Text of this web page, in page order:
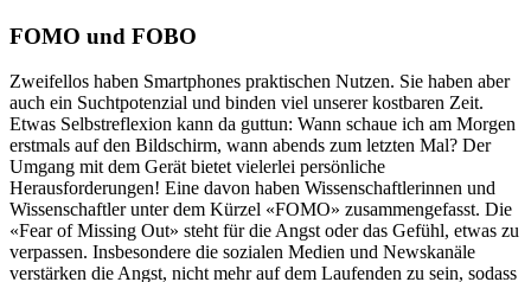
FOMO und FOBO
Zweifellos haben Smartphones praktischen Nutzen. Sie haben aber
auch ein Suchtpotenzial und binden viel unserer kostbaren Zeit.
Etwas Selbstreflexion kann da guttun: Wann schaue ich am Morgen
erstmals auf den Bildschirm, wann abends zum letzten Mal? Der
Umgang mit dem Gerät bietet vielerlei persönliche
Herausforderungen! Eine davon haben Wissenschaftlerinnen und
Wissenschaftler unter dem Kürzel «FOMO» zusammengefasst. Die
«Fear of Missing Out» steht für die Angst oder das Gefühl, etwas zu
verpassen. Insbesondere die sozialen Medien und Newskanäle
verstärken die Angst, nicht mehr auf dem Laufenden zu sein, sodass